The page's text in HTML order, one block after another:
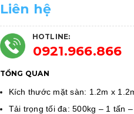
Liên hệ
HOTLINE:
0921.966.866
TỔNG QUAN
Kích thước mặt sàn: 1.2m x
Tải trọng tối đa: 500kg – 1 tấn